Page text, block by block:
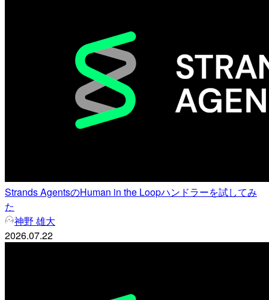
Strands AgentsのHuman in the Loopハンドラーを試してみ
た
神野 雄大
2026.07.22